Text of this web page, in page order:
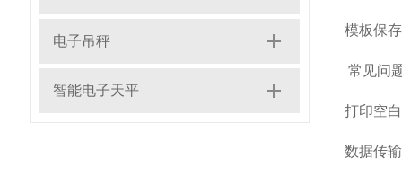
电子吊秤
智能电子天平
模板保
常见问
打印空
数据传